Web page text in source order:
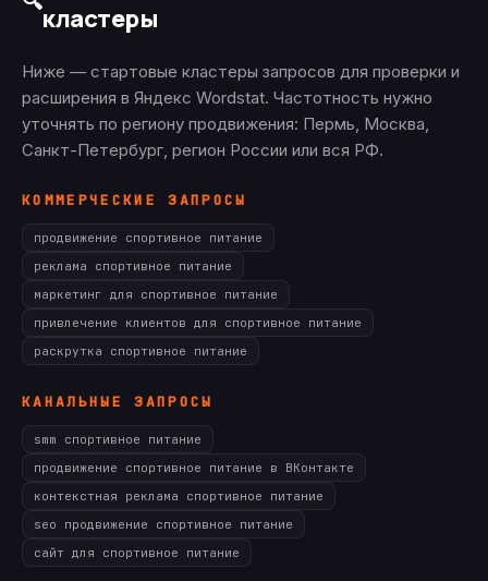
кластеры
Ниже — стартовые кластеры запросов для проверки и
расширения в Яндекс Wordstat. Частотность нужно
уточнять по региону продвижения: Пермь, Москва,
Санкт-Петербург, регион России или вся РФ.
КОММЕРЧЕСКИЕ ЗАПРОСЫ
продвижение спортивное питание
реклама спортивное питание
маркетинг для спортивное питание
привлечение клиентов для спортивное питание
раскрутка спортивное питание
КАНАЛЬНЫЕ ЗАПРОСЫ
smm спортивное питание
продвижение спортивное питание в ВКонтакте
контекстная реклама спортивное питание
seo продвижение спортивное питание
сайт для спортивное питание